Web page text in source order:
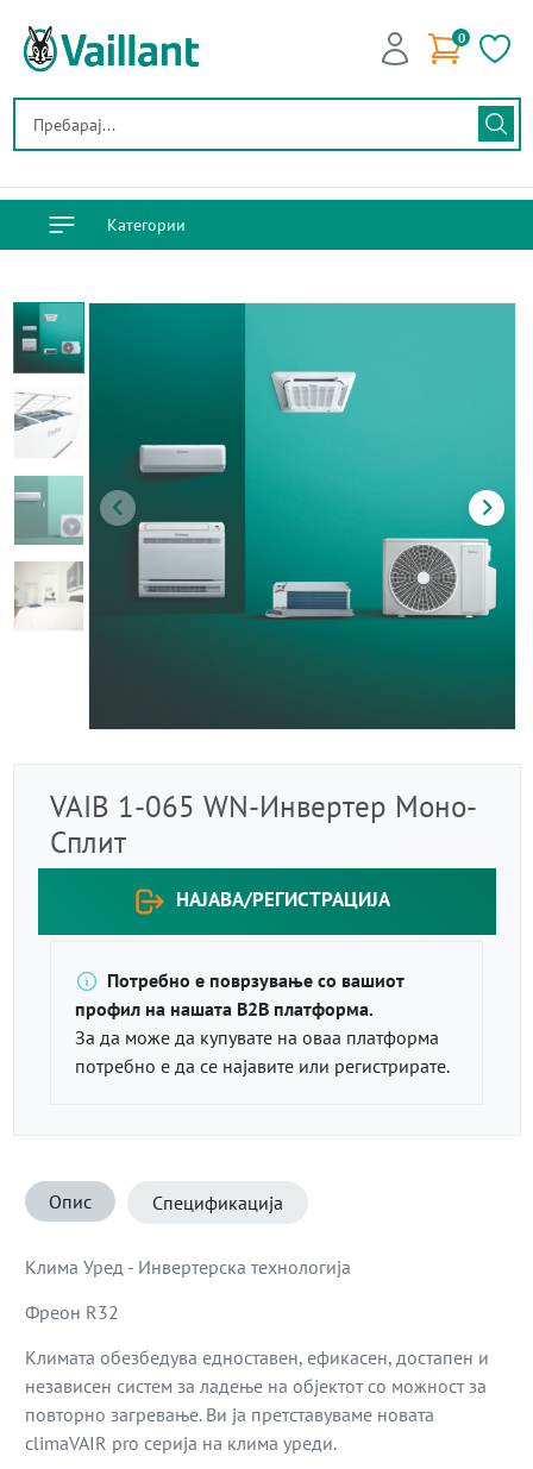
0
Категории
VAIB 1-065 WN-Инвертер Моно-
Сплит
НАЈАВА/РЕГИСТРАЦИЈА
Потребно е поврзување со вашиот
профил на нашата B2B платформа.
За да може да купувате на оваа платформа
потребно е да се најавите или регистрирате.
Опис Спецификација
Клима Уред - Инвертерска технологија
Фреон R32
Климата обезбедува едноставен, ефикасен, достапен и
независен систем за ладење на објектот со можност за
повторно загревање. Ви ја претставуваме новата
climaVAIR pro серија на клима уреди.